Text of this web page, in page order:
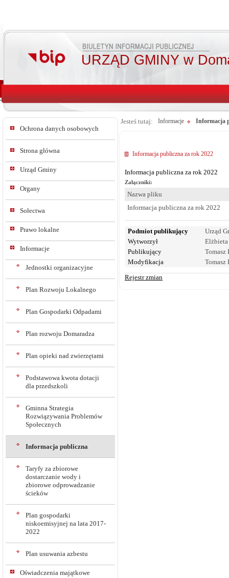
URZĄD GMINY w
Ochrona danych osobowych
Strona główna
Urząd Gminy
Organy
Sołectwa
Prawo lokalne
Informacje
Jednostki organizacyjne
Plan Rozwoju Lokalnego
Plan Gospodarki Odpadami
Plan rozwoju Domaradza
Plan opieki nad zwierzętami
Podstawowa kwota dotacji
dla przedszkoli
Gminna Strategia
Rozwiązywania Problemów
Społecznych
Informacja publiczna
Taryfy za zbiorowe
dostarczanie wody i
zbiorowe odprowadzanie
ścieków
Plan gospodarki
niskoemisyjnej na lata 2017-
2022
Plan usuwania azbestu
Oświadczenia majątkowe
Jesteś tutaj: Informacje Informacja
Informacja publiczna za rok 2022
Informacja publiczna za rok 2022
Załączniki:
Nazwa pliku
Informacja publiczna za rok 2022
Podmiot publikujący
Urząd
Wytworzył
Publikujący
Tomasz
Modyfikacja
Tomasz
Rejestr zmian